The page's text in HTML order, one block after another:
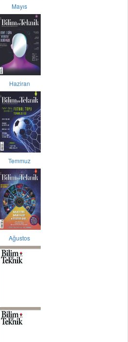
Mayıs
Haziran
Temmuz
Ağustos